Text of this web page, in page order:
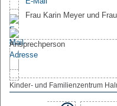
Frau Karin Meyer und
Kinder- und Familienzentrum